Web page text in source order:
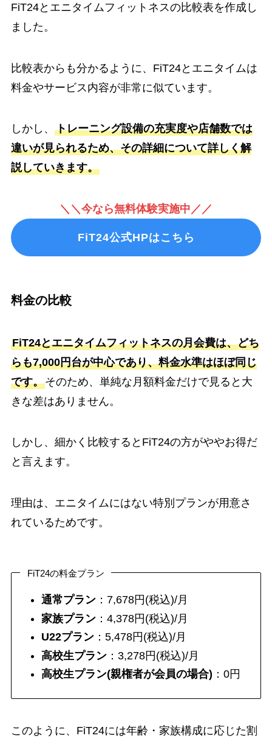
FiT24とエニタイムフィットネスの比較表を作成し
ました。
比較表からも分かるように、FiT24とエニタイムは
料金やサービス内容が非常に似ています。
しかし、 トレーニング設備の充実度や店舗数では
違いが見られるため、その詳細について詳しく解
説していきます。
＼＼今なら無料体験実施中／／
FiT24公式HPはこちら
料金の比較
FiT24とエニタイムフィットネスの月会費は、どち
らも7,000円台が中心であり、料金水準はほぼ同じ
です。そのため、単純な月額料金だけで見ると大
きな差はありません。
しかし、細かく比較するとFiT24の方がややお得だ
と言えます。
理由は、エニタイムにはない特別プランが用意さ
れているためです。
FiT24の料金プラン
通常プラン ：7,678円(税込)/月
家族プラン ：4,378円(税込)/月
U22プラン ：5,478円(税込)/月
高校生プラン ：3,278円(税込)/月
高校生プラン(親権者が会員の場合) ：0円
このように、FiT24には年齢・家族構成に応じた割